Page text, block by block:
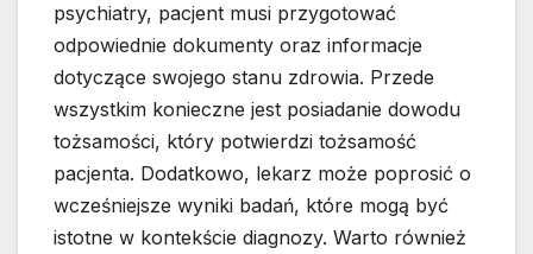
psychiatry, pacjent musi przygotować
odpowiednie dokumenty oraz informacje
dotyczące swojego stanu zdrowia. Przede
wszystkim konieczne jest posiadanie dowodu
tożsamości, który potwierdzi tożsamość
pacjenta. Dodatkowo, lekarz może poprosić o
wcześniejsze wyniki badań, które mogą być
istotne w kontekście diagnozy. Warto również